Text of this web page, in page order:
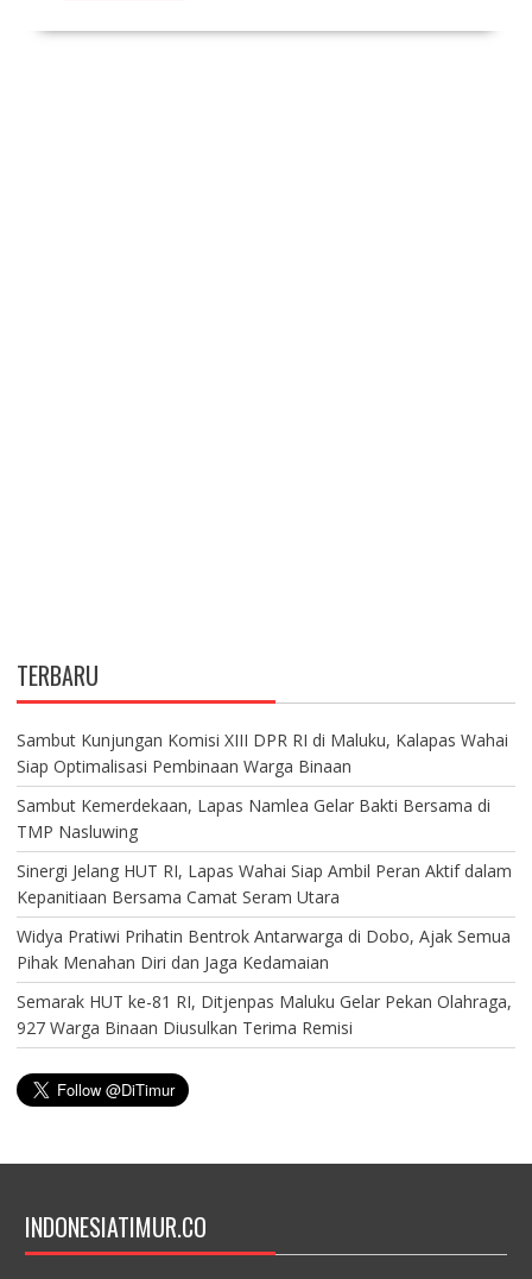
TERBARU
Sambut Kunjungan Komisi XIII DPR RI di Maluku, Kalapas Wahai
Siap Optimalisasi Pembinaan Warga Binaan
Sambut Kemerdekaan, Lapas Namlea Gelar Bakti Bersama di
TMP Nasluwing
Sinergi Jelang HUT RI, Lapas Wahai Siap Ambil Peran Aktif dalam
Kepanitiaan Bersama Camat Seram Utara
Widya Pratiwi Prihatin Bentrok Antarwarga di Dobo, Ajak Semua
Pihak Menahan Diri dan Jaga Kedamaian
Semarak HUT ke-81 RI, Ditjenpas Maluku Gelar Pekan Olahraga,
927 Warga Binaan Diusulkan Terima Remisi
INDONESIATIMUR.CO